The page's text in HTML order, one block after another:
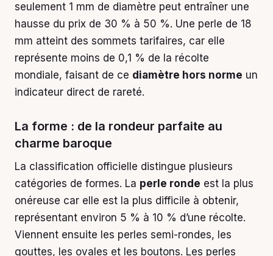
seulement 1 mm de diamètre peut entraîner une
hausse du prix de 30 % à 50 %. Une perle de 18
mm atteint des sommets tarifaires, car elle
représente moins de 0,1 % de la récolte
mondiale, faisant de ce diamètre hors norme un
indicateur direct de rareté.
La forme : de la rondeur parfaite au
charme baroque
La classification officielle distingue plusieurs
catégories de formes. La perle ronde est la plus
onéreuse car elle est la plus difficile à obtenir,
représentant environ 5 % à 10 % d’une récolte.
Viennent ensuite les perles semi-rondes, les
gouttes, les ovales et les boutons. Les perles